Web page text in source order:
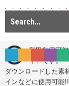
商用利用可
イトです。
ダウンロードした素
インなどに使用可能!!